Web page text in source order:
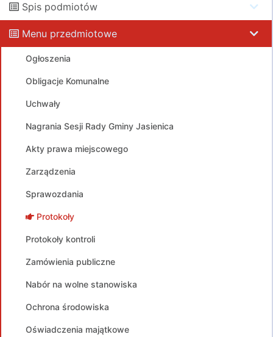
Spis podmiotów
Menu przedmiotowe
Ogłoszenia
Obligacje Komunalne
Uchwały
Nagrania Sesji Rady Gminy Jasienica
Akty prawa miejscowego
Zarządzenia
Sprawozdania
Protokoły
Protokoły kontroli
Zamówienia publiczne
Nabór na wolne stanowiska
Ochrona środowiska
Oświadczenia majątkowe